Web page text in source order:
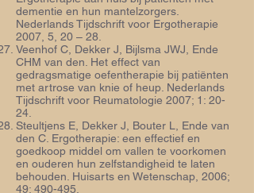
dementie en hun mantelzorgers.
Nederlands Tijdschrift voor Ergotherapie
2007, 5, 20 – 28.
Veenhof C, Dekker J, Bijlsma JWJ, Ende
CHM van den. Het effect van
gedragsmatige oefentherapie bij patiënten
met artrose van knie of heup. Nederlands
Tijdschrift voor Reumatologie 2007; 1: 20-
24.
Steultjens E, Dekker J, Bouter L, Ende van
den C. Ergotherapie: een effectief en
goedkoop middel om vallen te voorkomen
en ouderen hun zelfstandigheid te laten
behouden. Huisarts en Wetenschap, 2006;
49: 490-495.